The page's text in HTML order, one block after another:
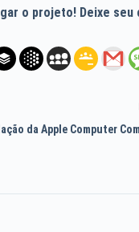
o projeto! Deixe
da Apple Computer